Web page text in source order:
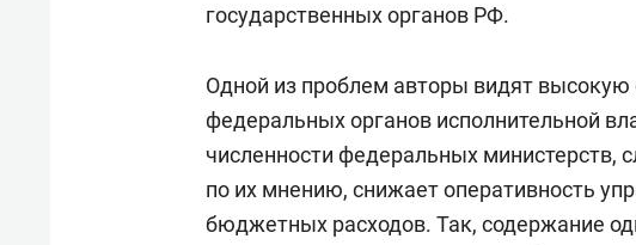
государственных органов РФ.
Одной из проблем авторы видят высокую
федеральных органов исполнительной
численности федеральных министерств,
по их мнению, снижает оперативность
бюджетных расходов. Так, содержание